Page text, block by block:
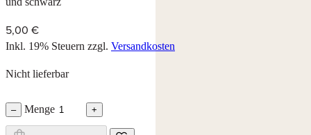
5,00 €
Inkl. 19% Steuern zzgl. Versandkosten
Nicht lieferbar
– Menge +